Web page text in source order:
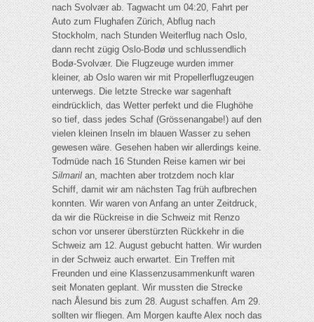
nach Svolvær ab. Tagwacht um 04:20, Fahrt per
Auto zum Flughafen Zürich, Abflug nach
Stockholm, nach Stunden Weiterflug nach Oslo,
dann recht zügig Oslo-Bodø und schlussendlich
Bodø-Svolvær. Die Flugzeuge wurden immer
kleiner, ab Oslo waren wir mit Propellerflugzeugen
unterwegs. Die letzte Strecke war sagenhaft
eindrücklich, das Wetter perfekt und die Flughöhe
so tief, dass jedes Schaf (Grössenangabe!) auf den
vielen kleinen Inseln im blauen Wasser zu sehen
gewesen wäre. Gesehen haben wir allerdings keine.
Todmüde nach 16 Stunden Reise kamen wir bei
Silmarilan, machten aber trotzdem noch klar
Schiff, damit wir am nächsten Tag früh aufbrechen
konnten. Wir waren von Anfang an unter Zeitdruck,
da wir die Rückreise in die Schweiz mit Renzo
schon vor unserer überstürzten Rückkehr in die
Schweiz am 12. August gebucht hatten. Wir wurden
in der Schweiz auch erwartet. Ein Treffen mit
Freunden und eine Klassenzusammenkunft waren
seit Monaten geplant. Wir mussten die Strecke
nach Ålesund bis zum 28. August schaffen. Am 29.
sollten wir fliegen. Am Morgen kaufte Alex noch das